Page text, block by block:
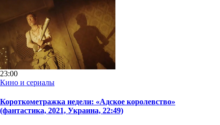
23:00
Кино и сериалы
Короткометражка недели: «Адское королевство»
(фантастика, 2021, Украина, 22:49)